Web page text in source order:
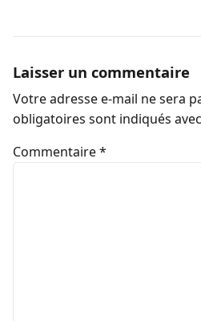
Laisser un commentaire
Votre adresse e-mail ne sera
obligatoires sont indiqués avec
Commentaire*